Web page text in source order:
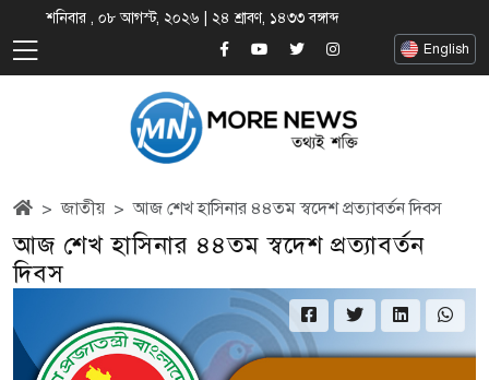
শনিবার , ০৮ আগস্ট, ২০২৬ | ২৪ শ্রাবণ, ১৪৩৩ বঙ্গাব্দ
English
জাতীয় আজ শেখ হাসিনার ৪৪তম স্বদেশ প্রত্যাবর্তন দিবস
আজ শেখ হাসিনার ৪৪তম স্বদেশ প্রত্যাবর্তন
দিবস